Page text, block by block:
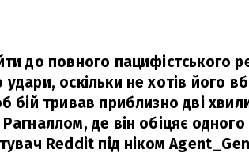
до повного пацифістського
оскільки не хотів його
бій тривав приблизно дві
де він обіцяє
Reddit під ніком